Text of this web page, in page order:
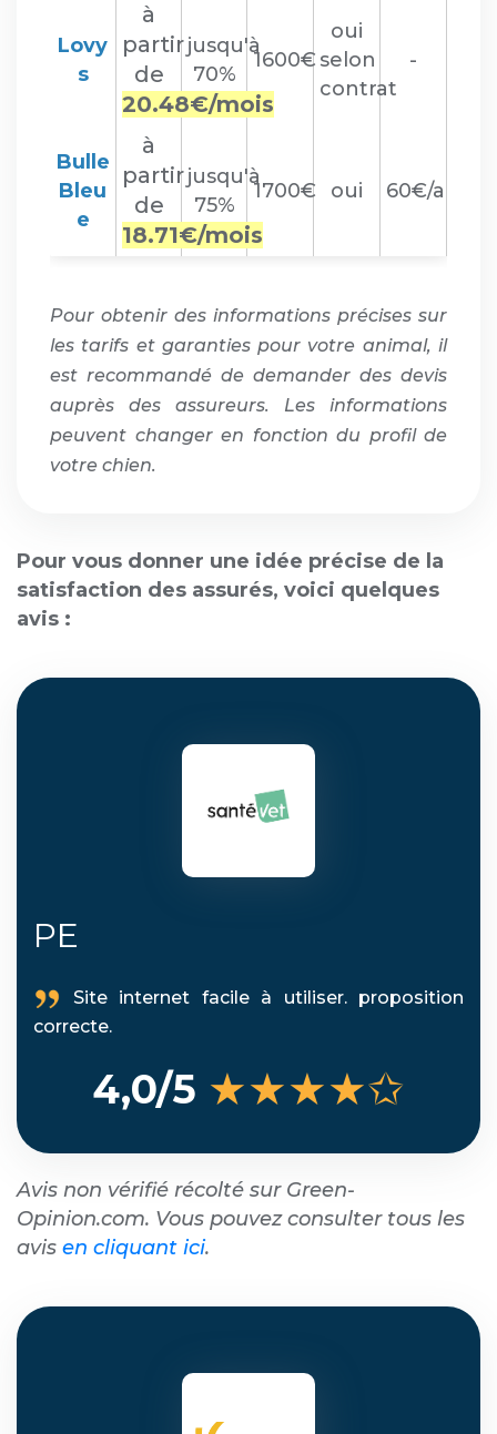
Lovy
s
à
partir
de
20.48€/mois
jusqu'à
70%
1600€
oui
selon
contrat
-
Bulle
Bleu
e
à
partir
de
18.71€/mois
jusqu'à
75%
1700€ oui 60€/an
Pour obtenir des informations précises sur
les tarifs et garanties pour votre animal, il
est recommandé de demander des devis
auprès des assureurs. Les informations
peuvent changer en fonction du profil de
votre chien.
Pour vous donner une idée précise de la
satisfaction des assurés, voici quelques
avis :
PE
Site internet facile à utiliser. proposition
correcte.
4,0/5 ★★★★✩
Avis non vérifié récolté sur Green-
Opinion.com. Vous pouvez consulter tous les
avis en cliquant ici.